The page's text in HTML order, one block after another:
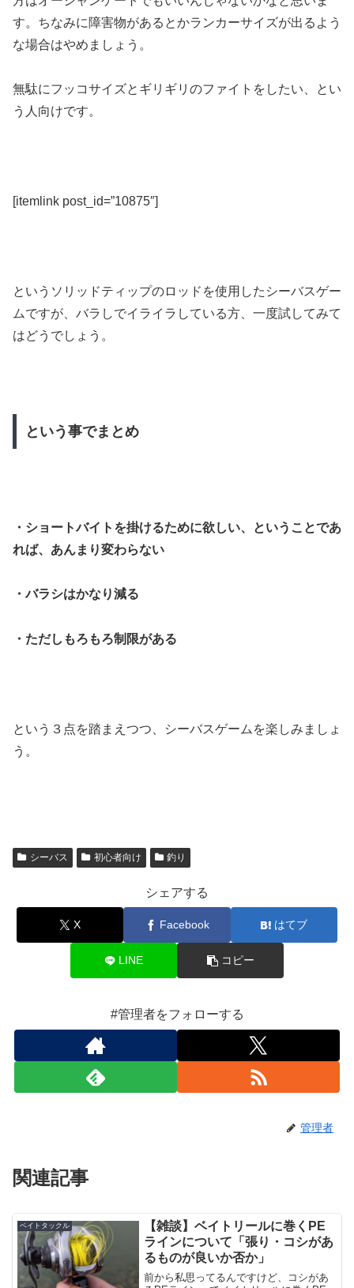
す。ちなみに障害物があるとかランカーサイズが出るよう
な場合はやめましょう。
無駄にフッコサイズとギリギリのファイトをしたい、とい
う人向けです。
[itemlink post_id=”10875″]
というソリッドティップのロッドを使用したシーバスゲー
ムですが、バラしでイライラしている方、一度試してみて
はどうでしょう。
という事でまとめ
・ショートバイトを掛けるために欲しい、ということであ
れば、あんまり変わらない
・バラシはかなり減る
・ただしもろもろ制限がある
という３点を踏まえつつ、シーバスゲームを楽しみましょ
う。
シーバス 初心者向け 釣り
シェアする
X Facebook はてブ
LINE コピー
#管理者をフォローする
管理者
関連記事
ベイトタックル
【雑談】ベイトリールに巻くPE
ラインについて「張り・コシがあ
るものが良いか否か」
前から私思ってるんですけど、コシがあ